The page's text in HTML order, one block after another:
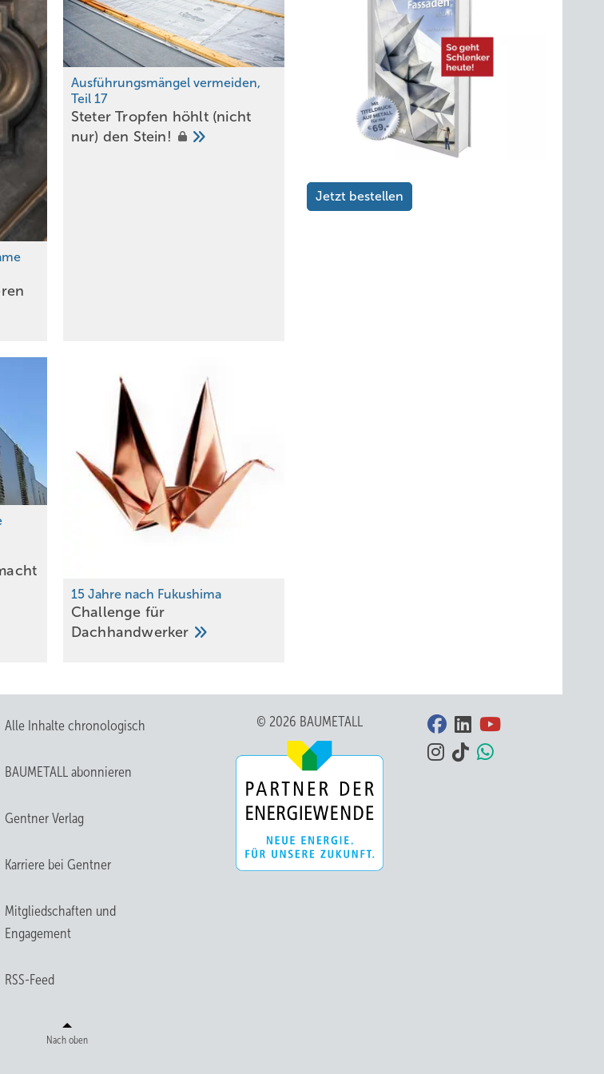
Ausführungsmängel vermeiden,
Teil 17
Steter Tropfen höhlt (nicht
nur) den Stein!
15 Jahre nach Fukushima
Challenge für
Dachhandwerker
Jetzt bestellen
Alle Inhalte chronologisch
BAUMETALL abonnieren
Gentner Verlag
Karriere bei Gentner
Mitgliedschaften und
Engagement
RSS-Feed
© 2026 BAUMETALL
Nach oben